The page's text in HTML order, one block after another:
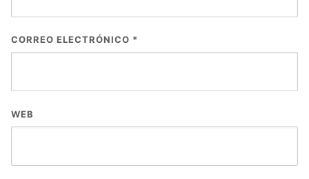
CORREO ELECTRÓNICO *
WEB